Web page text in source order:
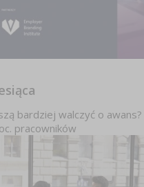
bardziej walczyć o awans?
pracowników